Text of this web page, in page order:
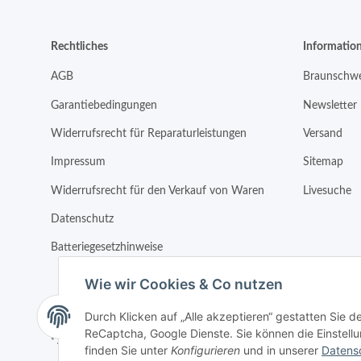
Rechtliches
AGB
Garantiebedingungen
Widerrufsrecht für Reparaturleistungen
Impressum
Widerrufsrecht für den Verkauf von Waren
Datenschutz
Batteriegesetzhinweise
Newsletter
Versand
Sitemap
Livesuche
* Alle Preise inkl. gesetzlicher USt.
Wie wir Cookies & Co nutzen
Durch Klicken auf „Alle akzeptieren“ gestatten Sie
ReCaptcha, Google Dienste. Sie können die
finden Sie unter Konfigurieren und in unserer